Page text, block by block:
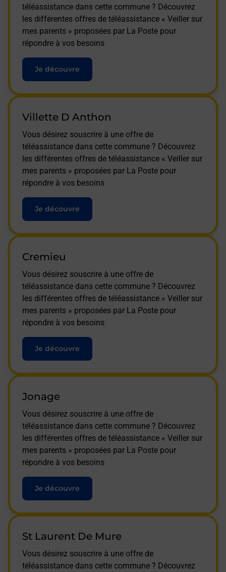
téléassistance dans cette commune ? Découvrez
les différentes offres de téléassistance « Veiller sur
mes parents » proposées par La Poste pour
répondre à vos besoins
Je découvre
Villette D Anthon
Vous désirez souscrire à une offre de
téléassistance dans cette commune ? Découvrez
les différentes offres de téléassistance « Veiller sur
mes parents » proposées par La Poste pour
répondre à vos besoins
Je découvre
Cremieu
Vous désirez souscrire à une offre de
téléassistance dans cette commune ? Découvrez
les différentes offres de téléassistance « Veiller sur
mes parents » proposées par La Poste pour
répondre à vos besoins
Je découvre
Jonage
Vous désirez souscrire à une offre de
téléassistance dans cette commune ? Découvrez
les différentes offres de téléassistance « Veiller sur
mes parents » proposées par La Poste pour
répondre à vos besoins
Je découvre
St Laurent De Mure
Vous désirez souscrire à une offre de
téléassistance dans cette commune ? Découvrez